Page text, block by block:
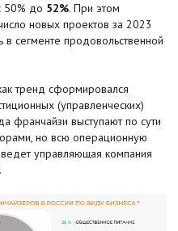
50% до 52%. При этом
новых проектов за 2023
в сегменте продовольственной
тренд сформировался
(управленческих)
франчайзи выступают по сути
но всю операционную
ведет управляющая компания